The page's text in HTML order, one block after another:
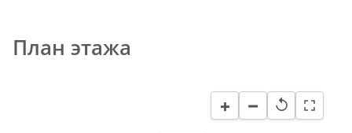
План этажа
+ − ↺